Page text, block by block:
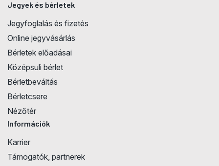
Jegyek és bérletek
Jegyfoglalás és fizetés
Online jegyvásárlás
Bérletek előadásai
Középsuli bérlet
Bérletbeváltás
Bérletcsere
Nézőtér
Információk
Karrier
Támogatók, partnerek